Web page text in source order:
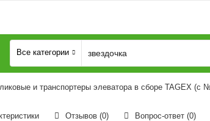
Все категории
и транспортеры элеватора в сборе TAGEX (с
Отзывов (0) Вопрос-ответ (0)